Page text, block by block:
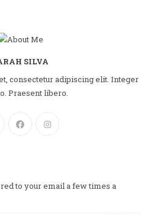
SILVA
consectetur adipiscing elit. Integer
Praesent libero.
to your email a few times a